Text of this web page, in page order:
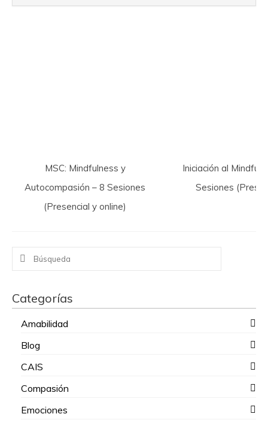
MSC: Mindfulness y
Autocompasión – 8 Sesiones
(Presencial y online)
Iniciación al
Sesiones
Buscar
por:
Categorías
Amabilidad
Blog
CAIS
Compasión
Emociones